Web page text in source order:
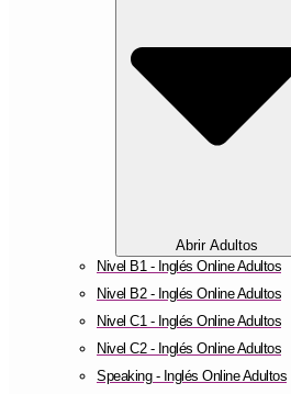
Abrir Adultos
Nivel B1 - Inglés Online Adultos
Nivel B2 - Inglés Online Adultos
Nivel C1 - Inglés Online Adultos
Nivel C2 - Inglés Online Adultos
Speaking - Inglés Online Adultos